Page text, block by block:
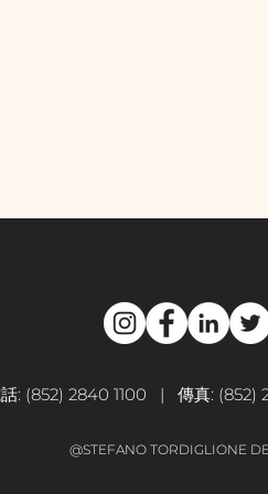
: (852) 2840 1100 | 傳真: (852)
@STEFANO TORDIGLIONE